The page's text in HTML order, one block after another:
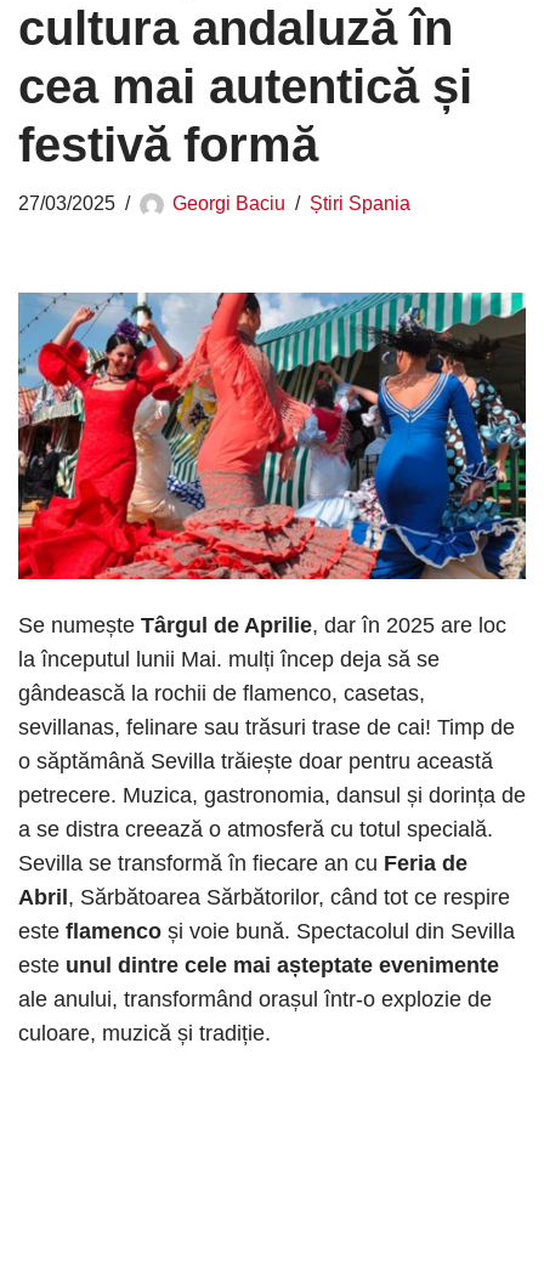
cultura andaluză în
cea mai autentică și
festivă formă
27/03/2025 Georgi Baciu Știri Spania
Se numește Târgul de Aprilie, dar în 2025 are loc
la începutul lunii Mai. mulți încep deja să se
gândească la rochii de flamenco, casetas,
sevillanas, felinare sau trăsuri trase de cai! Timp de
o săptămână Sevilla trăiește doar pentru această
petrecere. Muzica, gastronomia, dansul și dorința de
a se distra creează o atmosferă cu totul specială.
Sevilla se transformă în fiecare an cu Feria de
Abril, Sărbătoarea Sărbătorilor, când tot ce respire
este flamenco și voie bună. Spectacolul din Sevilla
este unul dintre cele mai așteptate evenimente
ale anului, transformând orașul într-o explozie de
culoare, muzică și tradiție.